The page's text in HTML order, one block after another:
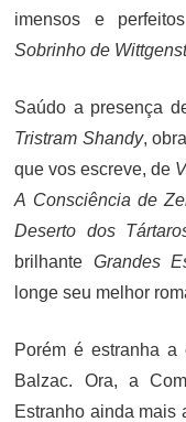
imensos e
Sobrinho de
Saúdo a presença
Tristram Shandy,
que vos escreve, de
A Consciência de
Deserto dos
brilhante Grandes
longe seu melhor
Porém é estranha a
Balzac. Ora, a
Estranho ainda mais